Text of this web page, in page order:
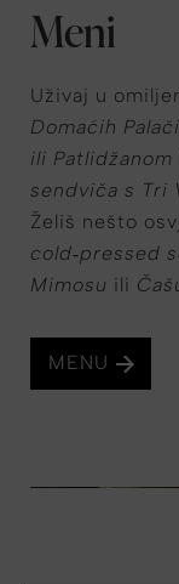
Meni
Uživaj u
Domaćih
ili Patlidžanom
sendviča s Tri
Želiš nešto
cold‑pressed
Mimosu ili
MENU